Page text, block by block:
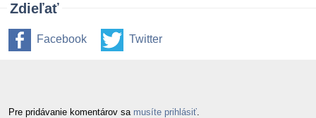
Zdieľať
Facebook Twitter
Pre pridávanie komentárov sa musíte prihlásiť